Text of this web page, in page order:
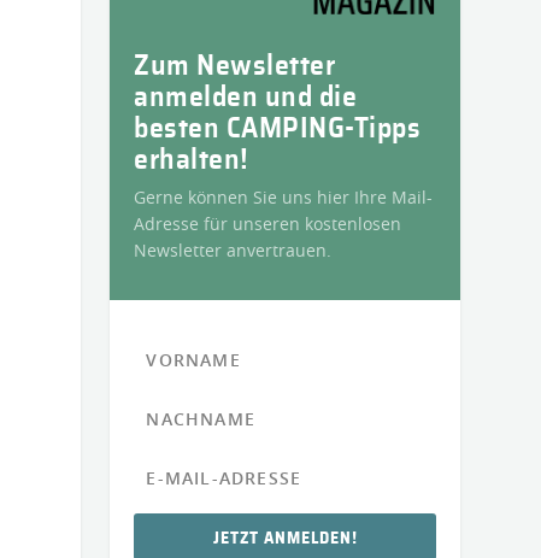
Zum Newsletter
anmelden und die
besten CAMPING-Tipps
erhalten!
Gerne können Sie uns hier Ihre Mail-
Adresse für unseren kostenlosen
Newsletter anvertrauen.
JETZT ANMELDEN!